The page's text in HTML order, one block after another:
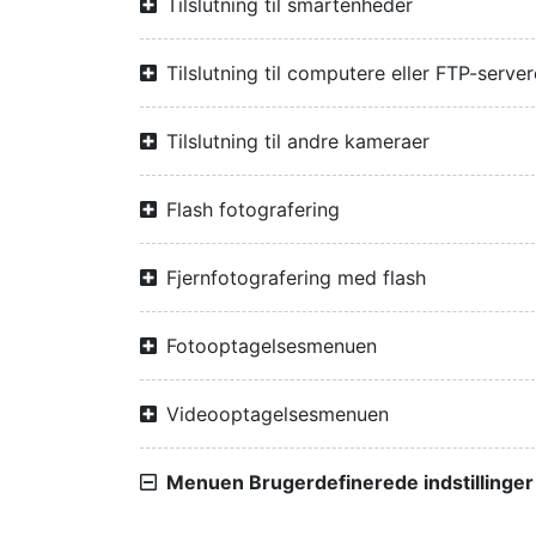
Tilslutning til smartenheder
Tilslutning til computere eller FTP-
Tilslutning til andre kameraer
Flash fotografering
Fjernfotografering med flash
Fotooptagelsesmenuen
Videooptagelsesmenuen
Menuen Brugerdefinerede indstillinger